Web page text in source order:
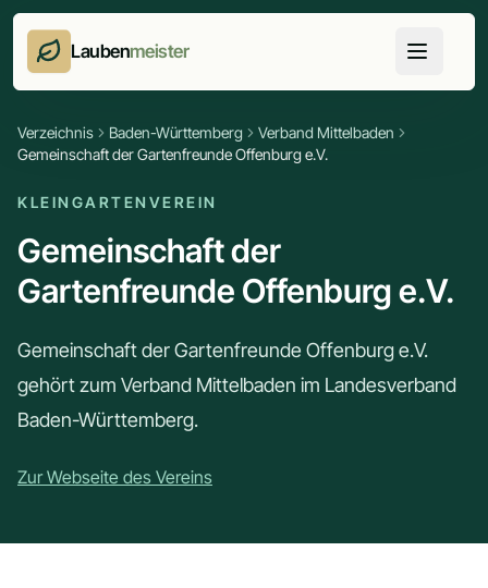
Laubenmeister
Verzeichnis Baden-Württemberg
Verband Mittelbaden
Gemeinschaft der Gartenfreunde Offenburg e.V.
KLEINGARTENVEREIN
Gemeinschaft der
Gartenfreunde Offenburg e.V.
Gemeinschaft der Gartenfreunde Offenburg e.V.
gehört zum Verband Mittelbaden im Landesverband
Baden-Württemberg.
Zur Webseite des Vereins